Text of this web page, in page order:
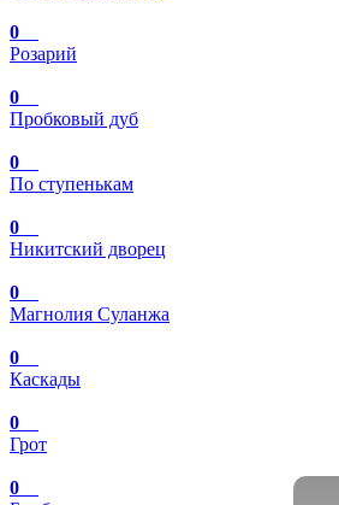
0
Розарий
0
Пробковый дуб
0
По ступенькам
0
Никитский дворец
0
Магнолия Суланжа
0
Каскады
0
Грот
0